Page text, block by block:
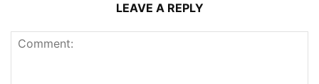
LEAVE A REPLY